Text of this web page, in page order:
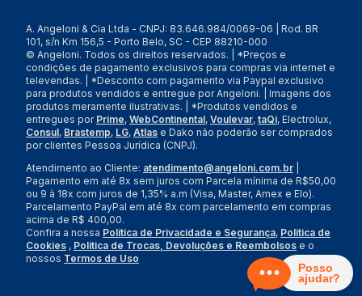
A. Angeloni & Cia Ltda - CNPJ: 83.646.984/0069-06 | Rod. BR
101, s/n Km 156,5 - Porto Belo, SC - CEP 88210-000
© Angeloni. Todos os direitos reservados. | *Preços e
condições de pagamento exclusivos para compras via internet e
televendas. | *Desconto com pagamento via Paypal exclusivo
para produtos vendidos e entregue por Angeloni. | Imagens dos
produtos meramente ilustrativas. | *Produtos vendidos e
entregues por Prime, WebContinental, Voulevar, taQi, Electrolux,
Consul, Brastemp, LG, Atlas e Dako não poderão ser comprados
por clientes Pessoa Jurídica (CNPJ).
Atendimento ao Cliente: atendimento@angeloni.com.br
Pagamento em até 8x sem juros com Parcela mínima de R$50,00
ou 9 à 18x com juros de 1,35% a.m (Visa, Master, Amex e Elo).
Parcelamento PayPal em até 8x com parcelamento em compras
acima de R$ 400,00.
Confira a nossa Política de Privacidade e Segurança, Política de
Cookies , Política de Trocas, Devoluções e Reembolsos e o
nossos Termos de Uso